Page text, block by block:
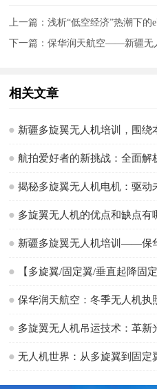
上一篇：浅析“低空经济”热潮下的
下一篇：保华润天航空——新疆无
相关文章
航拍爱好者的新挑战：全面解
揭秘多旋翼无人机电机：驱动
多旋翼无人机的优点和缺点有
保华润天航空：冬季无人机执
多旋翼无人机吊运技术：革
无人机世界：从多旋翼到固定